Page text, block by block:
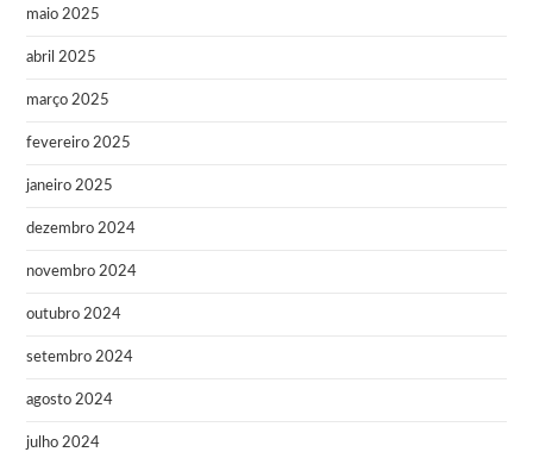
maio 2025
abril 2025
março 2025
fevereiro 2025
janeiro 2025
dezembro 2024
novembro 2024
outubro 2024
setembro 2024
agosto 2024
julho 2024